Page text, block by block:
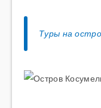
Туры на